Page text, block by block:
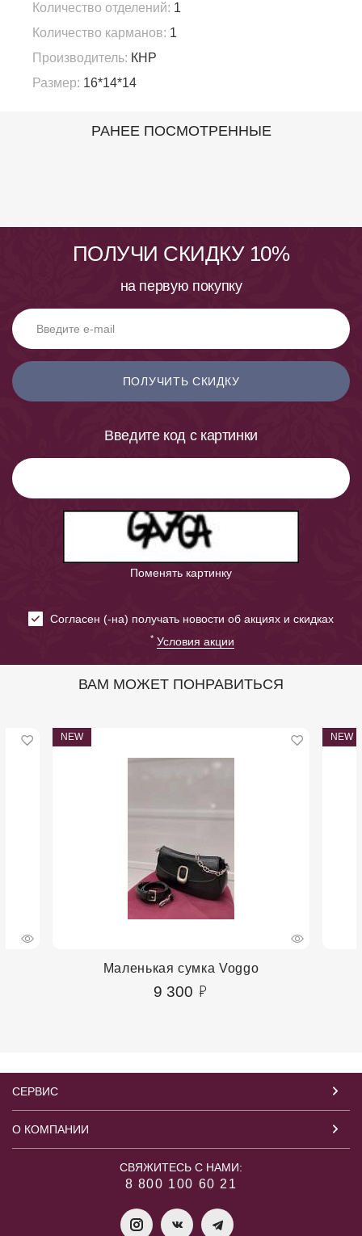
Количество отделений: 1
Количество карманов: 1
Производитель: КНР
Размер: 16*14*14
РАНЕЕ ПОСМОТРЕННЫЕ
ПОЛУЧИ СКИДКУ 10%
на первую покупку
ПОЛУЧИТЬ СКИДКУ
Введите код с картинки
Поменять картинку
Cогласен (-на) получать новости об акциях и скидках
* Условия акции
ВАМ МОЖЕТ ПОНРАВИТЬСЯ
NEW
Маленькая сумка Voggo
9 300
NEW
СЕРВИС
О КОМПАНИИ
СВЯЖИТЕСЬ С НАМИ:
8 800 100 60 21